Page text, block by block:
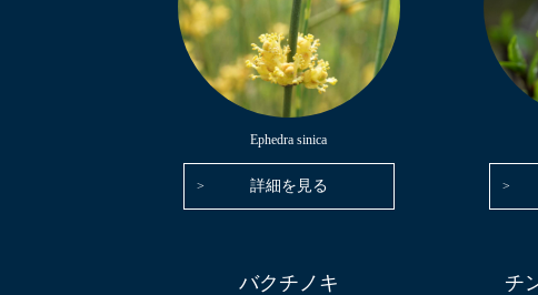
Ephedra sinica
詳細を見る
バクチノキ チ